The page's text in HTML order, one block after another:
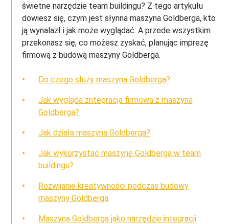
świetne narzędzie team buildingu? Z tego artykułu
dowiesz się, czym jest słynna maszyna Goldberga, kto
ją wynalazł i jak może wyglądać. A przede wszystkim
przekonasz się, co możesz zyskać, planując imprezę
firmową z budową maszyny Goldberga.
Do czego służy maszyna Goldberga?
Jak wygląda zntegracja firmowa z maszyną
Goldberga?
Jak działa maszyna Goldberga?
Jak wykorzystać maszynę Goldberga w team
buildingu?
Rozwijanie kreatywności podczas budowy
maszyny Goldberga
Maszyna Goldberga jako narzędzie integracji